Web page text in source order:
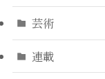
芸術
連載